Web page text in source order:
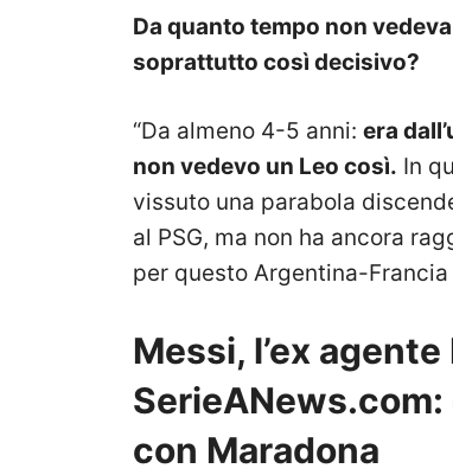
Da quanto tempo non
soprattutto così decisivo?
“Da almeno 4-5 anni: era
non vedevo un Leo così. In
vissuto una parabola
al PSG, ma non ha ancora
per questo Argentina-
Messi, l’ex
SerieANews.com:
con Maradona